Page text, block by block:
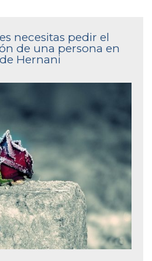
necesitas pedir el
de una persona en
Hernani